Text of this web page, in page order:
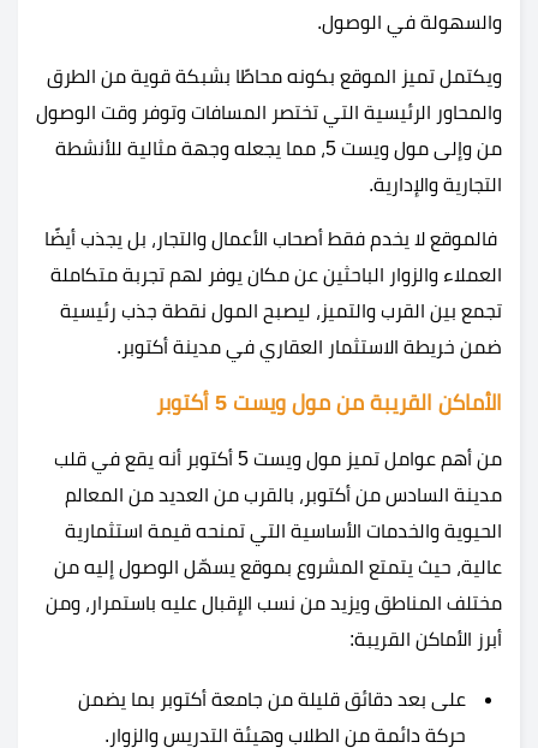
والسهولة في الوصول.
ويكتمل تميز الموقع بكونه محاطًا بشبكة قوية من الطرق
والمحاور الرئيسية التي تختصر المسافات وتوفر وقت الوصول
من وإلى مول ويست 5، مما يجعله وجهة مثالية للأنشطة
التجارية والإدارية.
فالموقع لا يخدم فقط أصحاب الأعمال والتجار، بل يجذب أيضًا
العملاء والزوار الباحثين عن مكان يوفر لهم تجربة متكاملة
تجمع بين القرب والتميز، ليصبح المول نقطة جذب رئيسية
ضمن خريطة الاستثمار العقاري في مدينة أكتوبر.
الأماكن القريبة من مول ويست 5 أكتوبر
من أهم عوامل تميز مول ويست 5 أكتوبر أنه يقع في قلب
مدينة السادس من أكتوبر، بالقرب من العديد من المعالم
الحيوية والخدمات الأساسية التي تمنحه قيمة استثمارية
عالية، حيث يتمتع المشروع بموقع يسهّل الوصول إليه من
مختلف المناطق ويزيد من نسب الإقبال عليه باستمرار، ومن
أبرز الأماكن القريبة:
على بعد دقائق قليلة من جامعة أكتوبر بما يضمن
حركة دائمة من الطلاب وهيئة التدريس والزوار.